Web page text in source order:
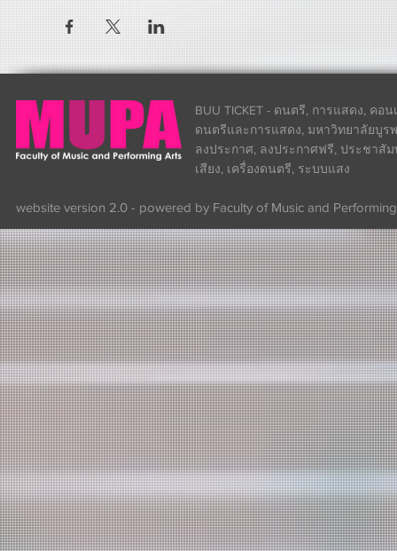
BUU TICKET - ดนตรี, การแสดง, คอ
ดนตรีและการแสดง, มหาวิทยาลัยบูร
ลงประกาศ, ลงประกาศฟรี, ประชาสั
เสียง, เครื่องดนตรี, ระบบแสง
website version 2.0 - powered by Faculty of Music and